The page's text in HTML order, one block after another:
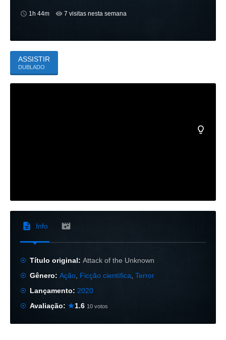
1h 44m 7 visitas nesta semana
ASSISTIR
DUBLADO
Info
Título original:Attack of the Unknown
Gênero:Ação Ficção científica ,Terror
Lançamento: 2020
Avaliação:
1.6 10 votos